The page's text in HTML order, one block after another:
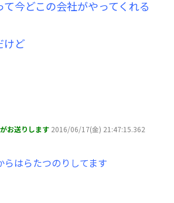
今どこの会社がやってくれる
けど
お送りします 2016/06/17(金) 21:47:15.362
はらたつのりしてます